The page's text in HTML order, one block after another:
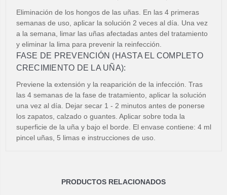
Eliminación de los hongos de las uñas. En las 4 primeras
semanas de uso, aplicar la solución 2 veces al día. Una vez
a la semana, limar las uñas afectadas antes del tratamiento
y eliminar la lima para prevenir la reinfección.
FASE DE PREVENCIÓN (HASTA EL COMPLETO
CRECIMIENTO DE LA UÑA):
Previene la extensión y la reaparición de la infección. Tras
las 4 semanas de la fase de tratamiento, aplicar la solución
una vez al día. Dejar secar 1 - 2 minutos antes de ponerse
los zapatos, calzado o guantes. Aplicar sobre toda la
superficie de la uña y bajo el borde. El envase contiene: 4 ml
pincel uñas, 5 limas e instrucciones de uso.
PRODUCTOS RELACIONADOS